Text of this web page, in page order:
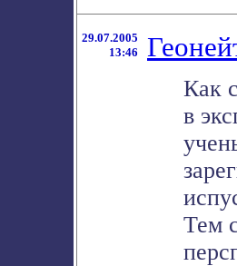
29.07.2005
13:46
Как
в
Тем